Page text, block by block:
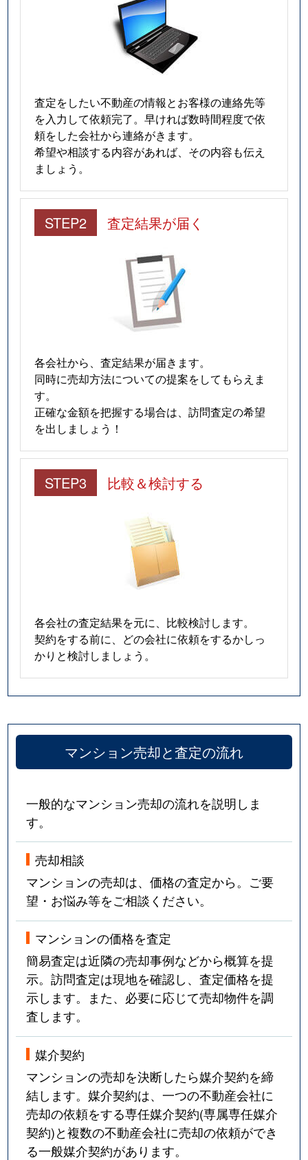
査定をしたい不動産の情報とお客様の連絡先等
を入力して依頼完了。早ければ数時間程度で依
頼をした会社から連絡がきます。
希望や相談する内容があれば、その内容も伝え
ましょう。
STEP2 査定結果が届く
各会社から、査定結果が届きます。
同時に売却方法についての提案をしてもらえま
す。
正確な金額を把握する場合は、訪問査定の希望
を出しましょう！
STEP3 比較＆検討する
各会社の査定結果を元に、比較検討します。
契約をする前に、どの会社に依頼をするかしっ
かりと検討しましょう。
マンション売却と査定の流れ
一般的なマンション売却の流れを説明しま
す。
売却相談
マンションの売却は、価格の査定から。ご要
望・お悩み等をご相談ください。
マンションの価格を査定
簡易査定は近隣の売却事例などから概算を提
示。訪問査定は現地を確認し、査定価格を提
示します。また、必要に応じて売却物件を調
査します。
媒介契約
マンションの売却を決断したら媒介契約を締
結します。媒介契約は、一つの不動産会社に
売却の依頼をする専任媒介契約(専属専任媒介
契約)と複数の不動産会社に売却の依頼ができ
る一般媒介契約があります。